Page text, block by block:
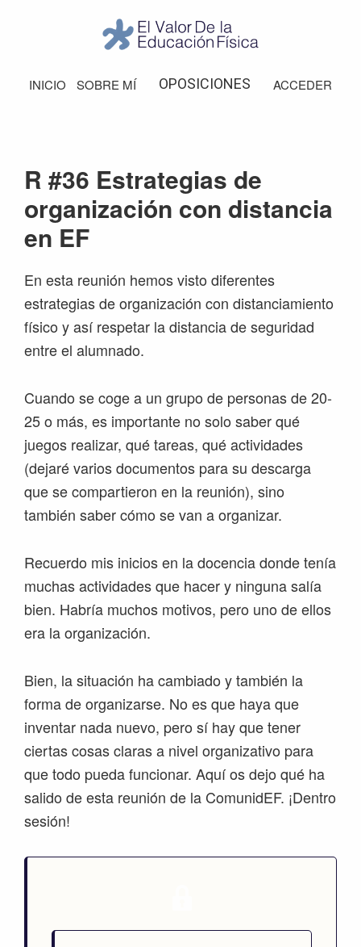
navegación
principal
barra
Valor
de
INICIO SOBRE MÍ OPOSICIONES ACCEDER
R #36 Estrategias de
organización con distancia
en EF
En esta reunión hemos visto diferentes
estrategias de organización con distanciamiento
físico y así respetar la distancia de seguridad
entre el alumnado.
Cuando se coge a un grupo de personas de 20-
25 o más, es importante no solo saber qué
juegos realizar, qué tareas, qué actividades
(dejaré varios documentos para su descarga
que se compartieron en la reunión), sino
también saber cómo se van a organizar.
Recuerdo mis inicios en la docencia donde tenía
muchas actividades que hacer y ninguna salía
bien. Habría muchos motivos, pero uno de ellos
era la organización.
Bien, la situación ha cambiado y también la
forma de organizarse. No es que haya que
inventar nada nuevo, pero sí hay que tener
ciertas cosas claras a nivel organizativo para
que todo pueda funcionar. Aquí os dejo qué ha
salido de esta reunión de la ComunidEF. ¡Dentro
sesión!